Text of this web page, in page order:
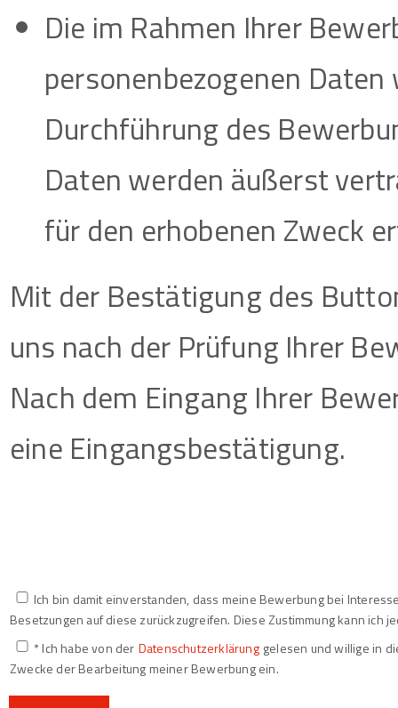
Die im Rahmen Ihrer
personenbezogenen
Durchführung des
Daten werden äußerst
für den erhobenen Zweck
Mit der Bestätigung des
uns nach der Prüfung Ihrer
Nach dem Eingang Ihrer
eine Eingangsbestätigung.
Ich bin damit einverstanden, dass meine Bewerbung bei
Besetzungen auf diese zurückzugreifen. Diese Zustimmung kann ich
* Ich habe von der Datenschutzerklärung gelesen und willige in
Zwecke der Bearbeitung meiner Bewerbung ein.